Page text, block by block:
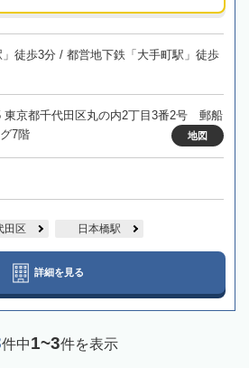
徒歩3分 / 都営地下鉄「大手町駅」徒歩
東京都千代田区丸の内2丁目3番2号 郵船
7階
地図
田区 日本橋駅
詳細を見る
件中1~3件を表示